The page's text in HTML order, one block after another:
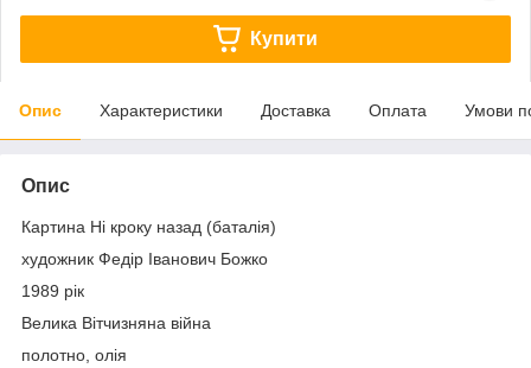
Купити
Опис Характеристики Доставка Оплата Умови
Опис
Картина Ні кроку назад (баталія)
художник Федір Іванович Божко
1989 рік
Велика Вітчизняна війна
полотно, олія